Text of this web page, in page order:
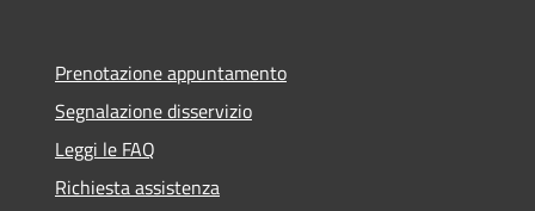
Prenotazione appuntamento
Segnalazione disservizio
Leggi le FAQ
Richiesta assistenza